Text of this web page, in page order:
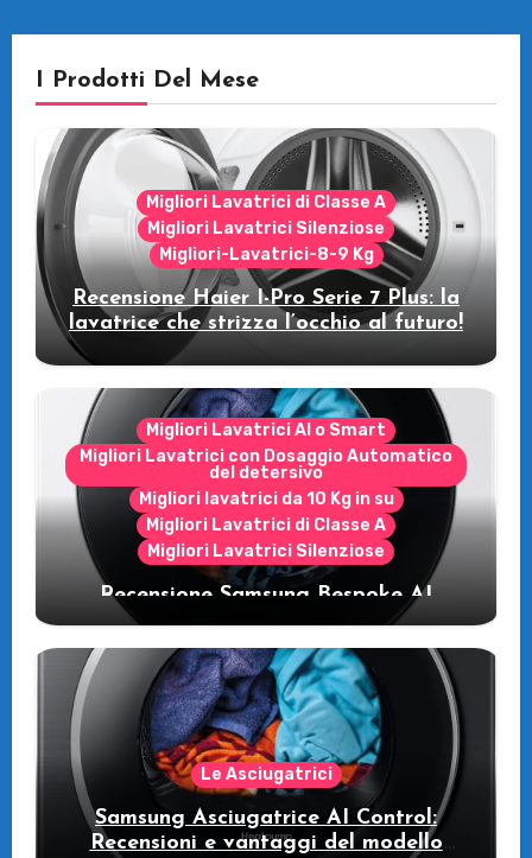
I Prodotti Del Mese
Migliori Lavatrici di Classe A
Migliori Lavatrici Silenziose
Migliori-Lavatrici-8-9 Kg
Recensione Haier I-Pro Serie 7 Plus: la
lavatrice che strizza l’occhio al futuro!
Migliori Lavatrici AI o Smart
Migliori Lavatrici con Dosaggio Automatico
del detersivo
Migliori lavatrici da 10 Kg in su
Migliori Lavatrici di Classe A
Migliori Lavatrici Silenziose
Recensione Samsung Bespoke AI
WW11DB7B94GE/U3: la lavatrice
intelligente che fa risparmiare
Le Asciugatrici
Samsung Asciugatrice AI Control:
Recensioni e vantaggi del modello